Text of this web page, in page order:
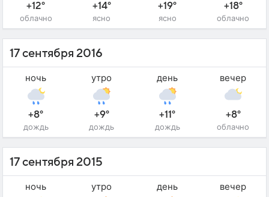
+12°
облачно
+14°
ясно
+19°
ясно
+18°
облачно
17 сентября 2016
ночь
+8°
дождь
утро
+9°
дождь
день
+11°
дождь
вечер
+8°
облачно
17 сентября 2015
ночь утро день вечер